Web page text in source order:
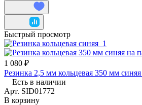
Быстрый просмотр
1 080 ₽
Резинка 2,5 мм кольцевая 350 мм
Есть в наличии
Арт. SID01772
В корзину